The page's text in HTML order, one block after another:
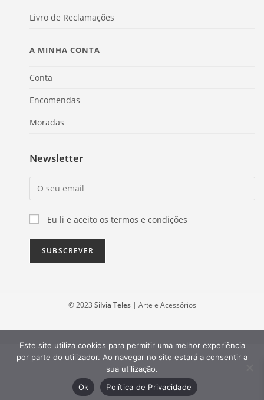
Livro de Reclamações
A MINHA CONTA
Conta
Encomendas
Moradas
Newsletter
Eu li e aceito os termos e condições
© 2023 Silvia Teles| Arte e Acessórios
Este site utiliza cookies para permitir uma melhor experiência
por parte do utilizador. Ao navegar no site estará a consentir a
sua utilização.
Ok
Política de Privacidade